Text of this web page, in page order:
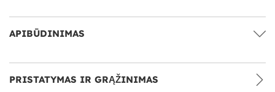
APIBŪDINIMAS
PRISTATYMAS IR GRĄŽINIMAS